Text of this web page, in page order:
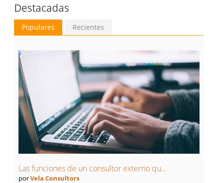
Destacadas
Populares Recientes
Las funciones de un consultor externo qu...
porVela Consultors